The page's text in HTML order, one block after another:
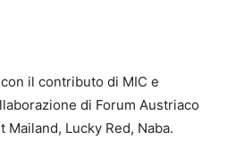
il contributo di MIC e
di Forum Austriaco
Lucky Red, Naba.